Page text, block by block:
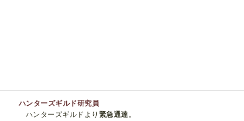
ハンターズギルド研究員
ハンターズギルドより 緊急通達。